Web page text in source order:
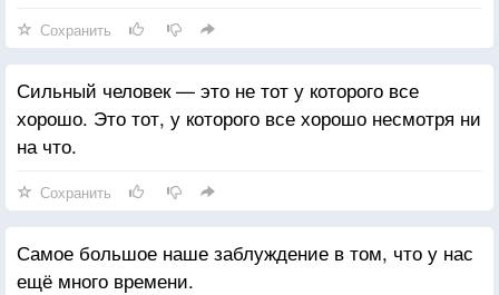
Сохранить
Сильный человек — это не тот у которого все
хорошо. Это тот, у которого все хорошо несмотря ни
на что.
Сохранить
Самое большое наше заблуждение в том, что у нас
ещё много времени.